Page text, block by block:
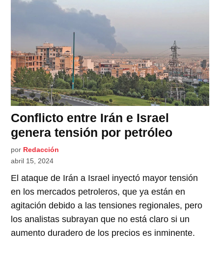
Conflicto entre Irán e Israel
genera tensión por petróleo
por Redacción
abril 15, 2024
El ataque de Irán a Israel inyectó mayor tensión
en los mercados petroleros, que ya están en
agitación debido a las tensiones regionales, pero
los analistas subrayan que no está claro si un
aumento duradero de los precios es inminente.